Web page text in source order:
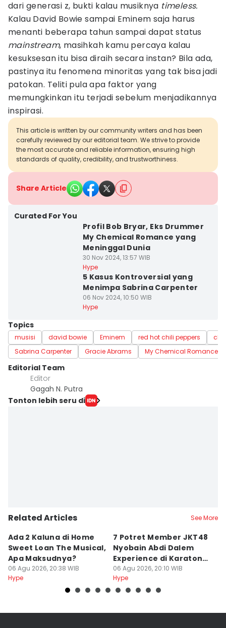
dari generasi z, bukti kalau musiknya timeless.
Kalau David Bowie sampai Eminem saja harus
menanti beberapa tahun sampai dapat status
mainstream, masihkah kamu percaya kalau
kesuksesan itu bisa diraih secara instan? Bila ada,
pastinya itu fenomena minoritas yang tak bisa jadi
patokan. Teliti pula apa faktor yang
memungkinkan itu terjadi sebelum menjadikannya
inspirasi.
This article is written by our community writers and has been
carefully reviewed by our editorial team. We strive to provide
the most accurate and reliable information, ensuring high
standards of quality, credibility, and trustworthiness.
Share Article
Curated For You
Profil Bob Bryar, Eks Drummer
My Chemical Romance yang
Meninggal Dunia
30 Nov 2024, 13:57 WIB
Hype
5 Kasus Kontroversial yang
Menimpa Sabrina Carpenter
06 Nov 2024, 10:50 WIB
Hype
Topics
musisi david bowie Eminem red hot chili peppers
Sabrina Carpenter
Gracie Abrams My Chemical Romance
Editorial Team
Editor
Gagah N. Putra
Tonton lebih seru di
Related Articles See More
Ada 2 Kaluna di ⁠Home
Sweet Loan The Musical,
Apa Maksudnya?
06 Agu 2026, 20:38 WIB
Hype
7 Potret Member JKT48
Nyobain Abdi Dalem
Experience di Karaton
Yogyakarta
06 Agu 2026, 20:10 WIB
Hype